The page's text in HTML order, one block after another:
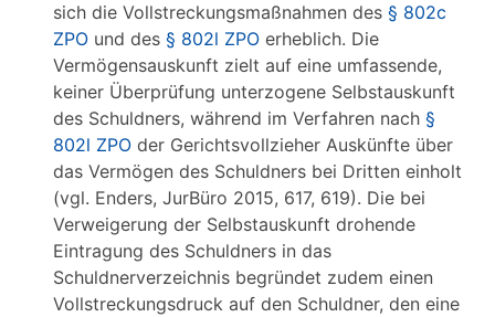
sich die Vollstreckungsmaßnahmen des § 802c
ZPO und des § 802l ZPO erheblich. Die
Vermögensauskunft zielt auf eine umfassende,
keiner Überprüfung unterzogene Selbstauskunft
des Schuldners, während im Verfahren nach §
802l ZPO der Gerichtsvollzieher Auskünfte über
das Vermögen des Schuldners bei Dritten einholt
(vgl. Enders, JurBüro 2015, 617, 619). Die bei
Verweigerung der Selbstauskunft drohende
Eintragung des Schuldners in das
Schuldnerverzeichnis begründet zudem einen
Vollstreckungsdruck auf den Schuldner, den eine